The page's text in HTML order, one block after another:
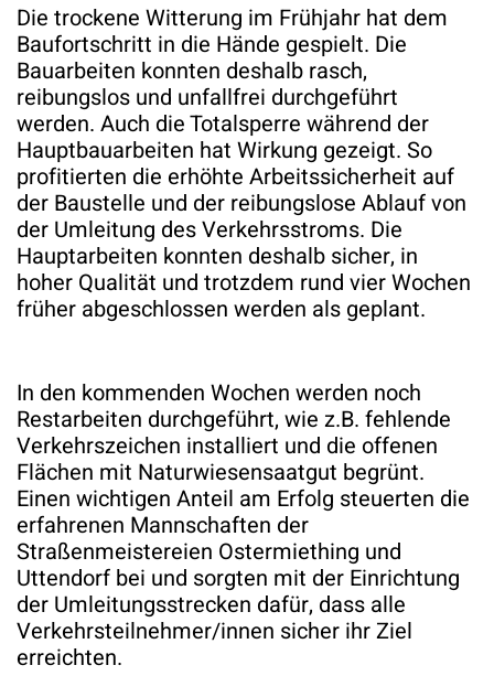
Die trockene Witterung im Frühjahr hat dem
Baufortschritt in die Hände gespielt. Die
Bauarbeiten konnten deshalb rasch,
reibungslos und unfallfrei durchgeführt
werden. Auch die Totalsperre während der
Hauptbauarbeiten hat Wirkung gezeigt. So
profitierten die erhöhte Arbeitssicherheit auf
der Baustelle und der reibungslose Ablauf von
der Umleitung des Verkehrsstroms. Die
Hauptarbeiten konnten deshalb sicher, in
hoher Qualität und trotzdem rund vier Wochen
früher abgeschlossen werden als geplant.
In den kommenden Wochen werden noch
Restarbeiten durchgeführt, wie z.B. fehlende
Verkehrszeichen installiert und die offenen
Flächen mit Naturwiesensaatgut begrünt.
Einen wichtigen Anteil am Erfolg steuerten die
erfahrenen Mannschaften der
Straßenmeistereien Ostermiething und
Uttendorf bei und sorgten mit der Einrichtung
der Umleitungsstrecken dafür, dass alle
Verkehrsteilnehmer/innen sicher ihr Ziel
erreichten.